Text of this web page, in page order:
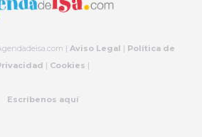
| Aviso Legal | Política de
| Cookies |
Escríbenos aquí